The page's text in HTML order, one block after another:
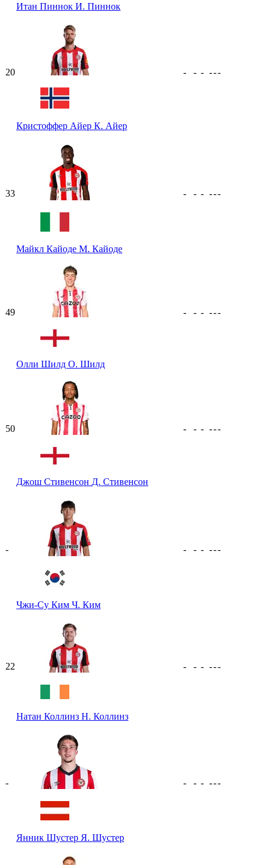
Итан Пиннок И. Пиннок
20
Кристоффер Айер К. Айер
- - - ---
33
Майкл Кайоде М. Кайоде
- - - ---
49
Олли Шилд О. Шилд
- - - ---
50
Джош Стивенсон Д. Стивенсон
- - - ---
-
Чжи-Су Ким Ч. Ким
- - - ---
22
Натан Коллинз Н. Коллинз
- - - ---
-
Янник Шустер Я. Шустер
- - - ---